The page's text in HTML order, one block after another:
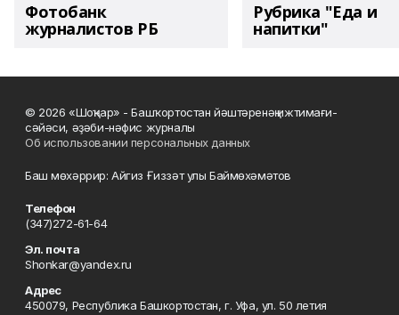
Фотобанк
журналистов РБ
Рубрика "Еда и
напитки"
© 2026 «Шоңҡар» - Башҡортостан йәштәренәң ижтимағи-
сәйәси, әҙәби-нәфис журналы
Об использовании персональных данных
Баш мөхәррир: Айгиз Ғиззәт улы Баймөхәмәтов
Телефон
(347)272-61-64
Эл. почта
Shonkar@yandex.ru
Адрес
450079, Республика Башкортостан, г. Уфа, ул. 50 летия